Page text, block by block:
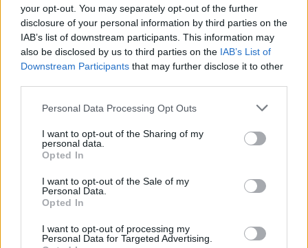
your opt-out. You may separately opt-out of the further
disclosure of your personal information by third parties on the
IAB’s list of downstream participants. This information may
also be disclosed by us to third parties on the IAB’s List of
Downstream Participants that may further disclose it to other
Personal Data Processing Opt Outs
I want to opt-out of the Sharing of my
personal data.
Opted In
I want to opt-out of the Sale of my
Personal Data.
Opted In
I want to opt-out of processing my
Personal Data for Targeted Advertising.
Esim for Global
Esim for USA| Esim for Italy| Esim for Spain|Esim
for Turkey|Esim for Germany|Esim for Greece|